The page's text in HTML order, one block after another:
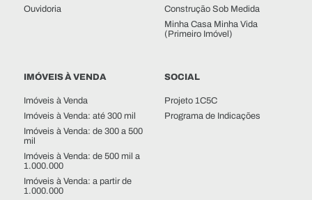
Ouvidoria
Construção Sob Medida
Minha Casa Minha Vida
(Primeiro Imóvel)
IMÓVEIS À VENDA
Imóveis à Venda
Imóveis à Venda: até 300 mil
Imóveis à Venda: de 300 a 500
mil
Imóveis à Venda: de 500 mil a
1.000.000
Imóveis à Venda: a partir de
1.000.000
SOCIAL
Projeto 1C5C
Programa de Indicações